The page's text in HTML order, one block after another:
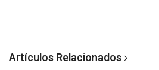
Artículos Relacionados